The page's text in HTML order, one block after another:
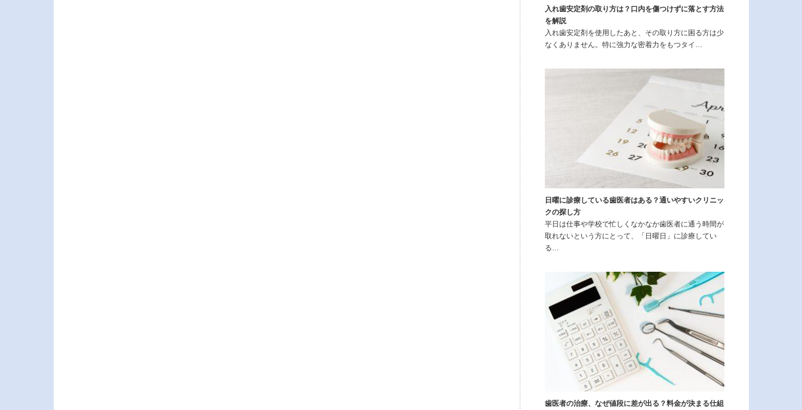
入れ歯安定剤の取り方は？口内を傷つけずに落とす方法
を解説
入れ歯安定剤を使用したあと、その取り方に困る方は少
なくありません。特に強力な密着力をもつタイ…
日曜に診療している歯医者はある？通いやすいクリニッ
クの探し方
平日は仕事や学校で忙しくなかなか歯医者に通う時間が
取れないという方にとって、「日曜日」に診療してい
る…
歯医者の治療、なぜ値段に差が出る？料金が決まる仕組